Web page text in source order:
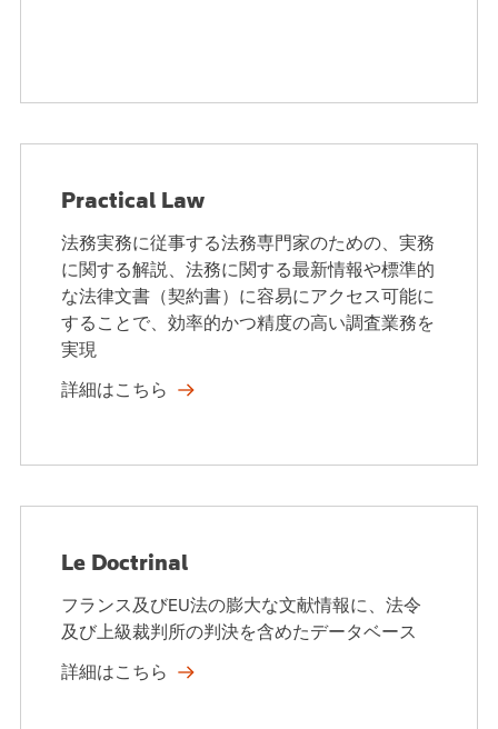
Practical Law
法務実務に従事する法務専門家のための、実務
に関する解説、法務に関する最新情報や標準的
な法律文書（契約書）に容易にアクセス可能に
することで、効率的かつ精度の高い調査業務を
実現
詳細はこちら
Le Doctrinal
フランス及びEU法の膨大な文献情報に、法令
及び上級裁判所の判決を含めたデータベース
詳細はこちら